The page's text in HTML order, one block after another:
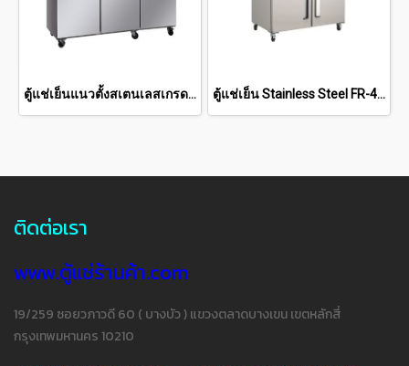
ตู้แช่เย็นแนวตั้งสเตนเลสเกรด 201 56.89 คิว SRC-1852 ตู้แช่เย็น Stainless Steel FR-4DSC(40Q)
ติดต่อเรา
www.ตู้แช่ร้านค้า.com
19/259 ซอยวภาวดี 60 ( บางบัว ) แขวงตลาดบางเขน เขตหลักสี่
กรุงเทพมหานคร 10210